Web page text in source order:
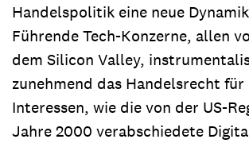
Handelspolitik eine neue
Führende Tech-Konzerne, allen
dem Silicon Valley,
zunehmend das Handelsrecht für
Interessen, wie die von der US-
Jahre 2000 verabschiedete